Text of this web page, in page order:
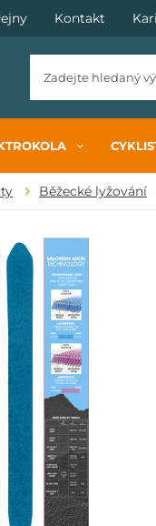
Kontakt
Běžecké lyžování